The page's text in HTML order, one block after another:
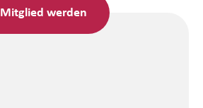
Mitglied werden